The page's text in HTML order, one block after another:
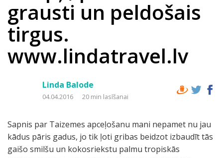
grausti un peldošais
tirgus.
www.lindatravel.lv
Linda Balode
04.04.2016 20 min lasīšanai
Sapnis par Taizemes apceļošanu mani nepamet nu jau
kādus pāris gadus, jo tik ļoti gribas beidzot izbaudīt tās
gaišo smilšu un kokosriekstu palmu tropiskās